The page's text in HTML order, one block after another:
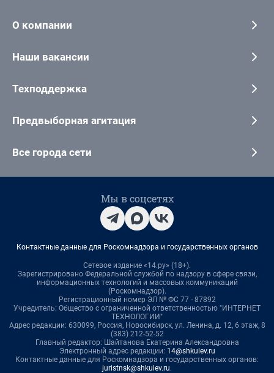
О компании
Наши вакансии
Техподдержка
Предвыборная агитация
Все города сети
Мы в соцсетях
Контактные данные для Роскомнадзора и государственных органов
Сетевое издание «14.ру» (18+).
Зарегистрировано Федеральной службой по надзору в сфере связи,
информационных технологий и массовых коммуникаций
(Роскомнадзор).
Регистрационный номер ЭЛ № ФС 77 - 87892
Учредитель: Общество с ограниченной ответственностью "ИНТЕРНЕТ
ТЕХНОЛОГИИ"
Адрес редакции: 630099, Россия, Новосибирск, ул. Ленина, д. 12, 6 этаж, 8
(383) 212-52-52
Главный редактор: Шайтанова Екатерина Александровна
Электронный адрес редакции: 14@shkulev.ru
Контактные данные для Роскомнадзора и государственных органов:
juristnsk@shkulev.ru.